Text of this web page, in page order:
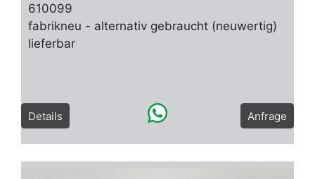
610099
fabrikneu - alternativ gebraucht (neuwertig)
lieferbar
Details Anfrage